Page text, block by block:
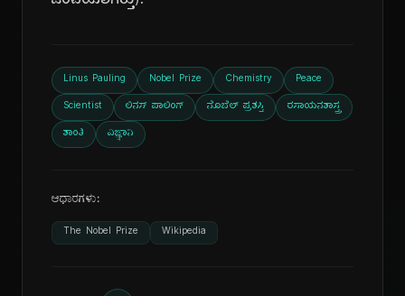
Linus Pauling Nobel Prize Chemistry Peace
Scientist ಲಿನಸ್ ಪಾಲಿಂಗ್ ನೊಬೆಲ್ ಪ್ರಶಸ್ತಿ ರಸಾಯನಶಾಸ್ತ್ರ
ಶಾಂತಿ ವಿಜ್ಞಾನಿ
ಆಧಾರಗಳು:
The Nobel Prize Wikipedia